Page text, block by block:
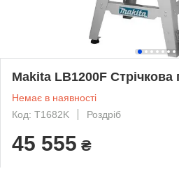
Makita LB1200F Стрічкова
Немає в наявності
Код: T1682K
Роздріб
45 555 ₴